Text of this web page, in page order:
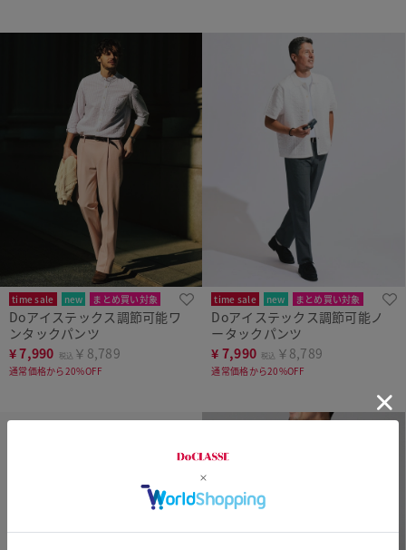
time sale new まとめ買い対象
Doアイステックス調節可能ワ
ンタックパンツ
¥7,990 税込 ￥8,789
通常価格から20%OFF
time sale new まとめ買い対象
Doアイステックス調節可能ノ
ータックパンツ
¥ 7,990 税込 ￥8,789
通常価格から20%OFF